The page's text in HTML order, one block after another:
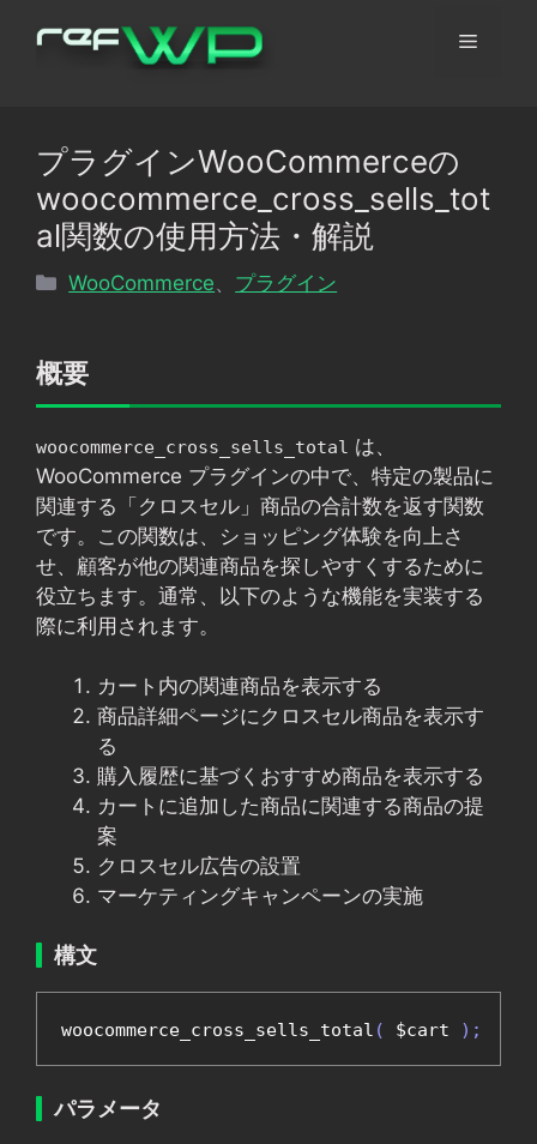
メ
ュ
プラグインWooCommerceの
woocommerce_cross_sells_tot
al関数の使用方法・解説
カ
リ
WooCommerce プラグイン
概要
woocommerce_cross_sells_total は、
WooCommerce プラグインの中で、特定の製品に
関連する「クロスセル」商品の合計数を返す関数
です。この関数は、ショッピング体験を向上さ
せ、顧客が他の関連商品を探しやすくするために
役立ちます。通常、以下のような機能を実装する
際に利用されます。
カート内の関連商品を表示する
商品詳細ページにクロスセル商品を表示す
る
購入履歴に基づくおすすめ商品を表示する
カートに追加した商品に関連する商品の提
案
クロスセル広告の設置
マーケティングキャンペーンの実施
構文
woocommerce_cross_sells_total ( $cart );
パラメータ